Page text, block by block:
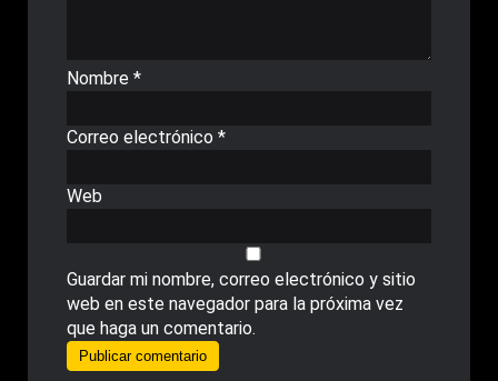
Nombre *
Correo electrónico *
Web
Guardar mi nombre, correo electrónico y sitio
web en este navegador para la próxima vez
que haga un comentario.